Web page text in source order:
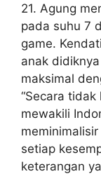
21. Agung
pada suhu 7
game.
anak
maksimal
“Secara
mewakili
setiap
keterangan